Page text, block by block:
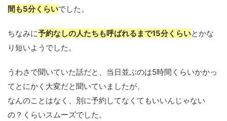
間も5分くらいでした。
ちなみに予約なしの人たちも呼ばれるまで15分くらいとかな
り短いようでした。
うわさで聞いていた話だと、当日並ぶのは5時間くらいかかっ
てとにかく大変だと聞いていましたが、
なんのことはなく、別に予約してなくてもいいんじゃない
の？くらいスムーズでした。